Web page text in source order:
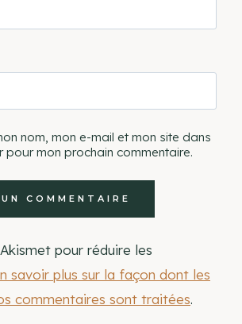
nom, mon e-mail et mon site dans
pour mon prochain commentaire.
pour réduire les
savoir plus sur la façon dont les
commentaires sont traitées.